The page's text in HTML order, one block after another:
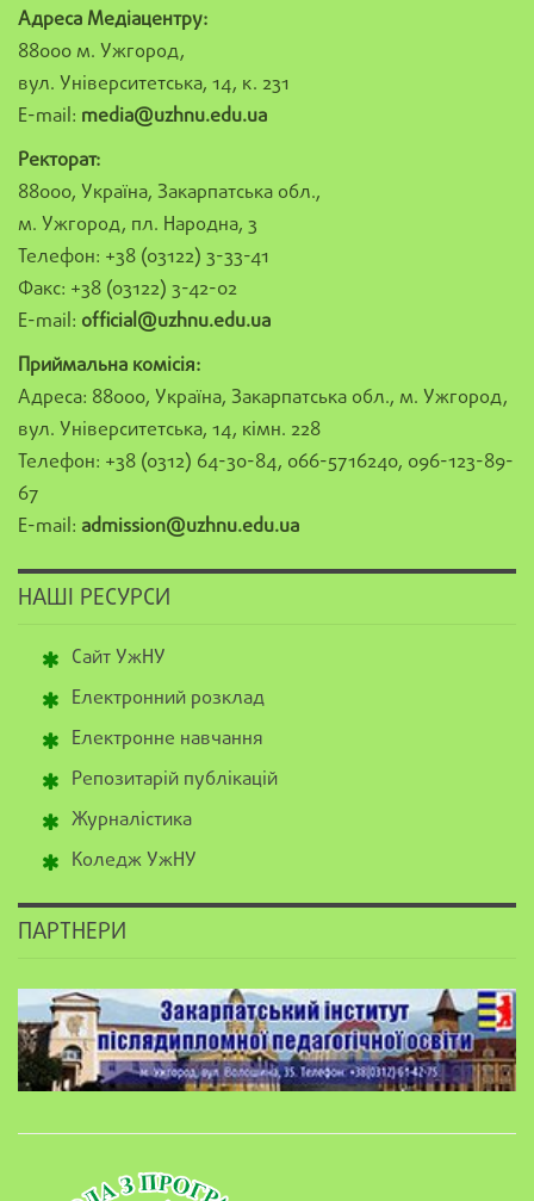
Адреса Медіацентру:
88000 м. Ужгород,
вул. Університетська, 14, к. 231
E-mail: media@uzhnu.edu.ua
Ректорат:
88000, Україна, Закарпатська обл.,
м. Ужгород, пл. Народна, 3
Телефон: +38 (03122) 3-33-41
Факс: +38 (03122) 3-42-02
E-mail: official@uzhnu.edu.ua
Приймальна комісія:
Адреса: 88000, Україна, Закарпатська обл., м. Ужгород,
вул. Університетська, 14, кімн. 228
Телефон: +38 (0312) 64-30-84, 066-5716240, 096-123-89-
67
E-mail: admission@uzhnu.edu.ua
НАШІ РЕСУРСИ
Сайт УжНУ
Електронний розклад
Електронне навчання
Репозитарій публікацій
Журналістика
Коледж УжНУ
ПАРТНЕРИ